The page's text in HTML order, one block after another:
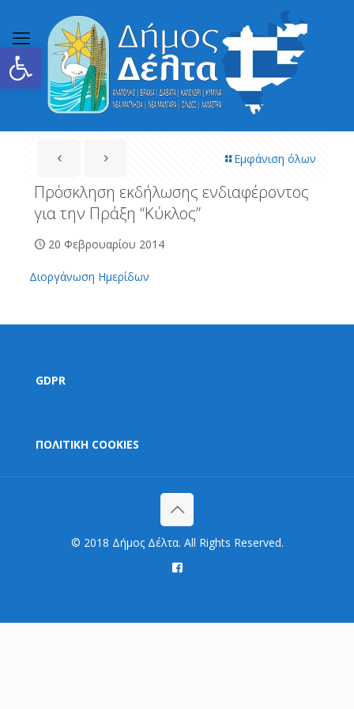
Ανοίξτε τη γραμμή εργαλείων
Εμφάνιση όλων
Πρόσκληση εκδήλωσης ενδιαφέροντος
για την Πράξη “Κύκλος”
20 Φεβρουαρίου 2014
Διοργάνωση Ημερίδων
GDPR
ΠΟΛΙΤΙΚΗ COOKIES
© 2018 Δήμος Δέλτα. All Rights Reserved.